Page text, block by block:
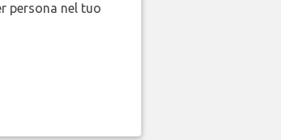
persona nel tuo